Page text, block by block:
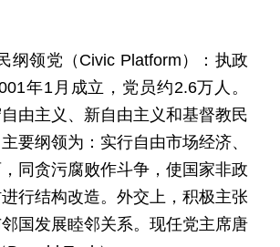
纲领党（Civic Platform）：执政
年1月成立，党员约2.6万人。
由主义、新自由主义和基督教民
要纲领为：实行自由市场经济、
同贪污腐败作斗争，使国家非政
行结构改造。外交上，积极主张
国发展睦邻关系。现任党主席唐